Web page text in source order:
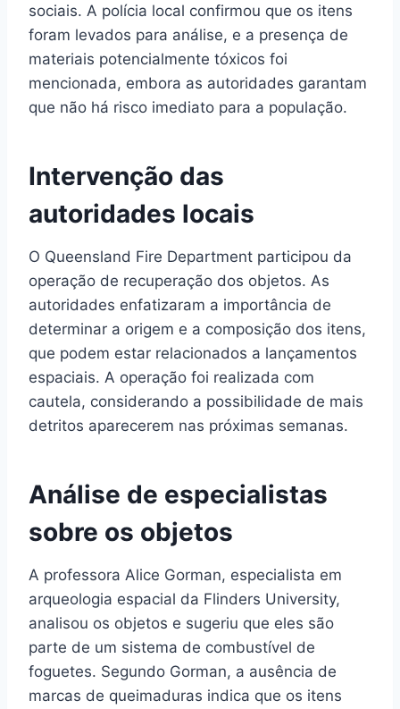
sociais. A polícia local confirmou que os itens
foram levados para análise, e a presença de
materiais potencialmente tóxicos foi
mencionada, embora as autoridades garantam
que não há risco imediato para a população.
Intervenção das
autoridades locais
O Queensland Fire Department participou da
operação de recuperação dos objetos. As
autoridades enfatizaram a importância de
determinar a origem e a composição dos itens,
que podem estar relacionados a lançamentos
espaciais. A operação foi realizada com
cautela, considerando a possibilidade de mais
detritos aparecerem nas próximas semanas.
Análise de especialistas
sobre os objetos
A professora Alice Gorman, especialista em
arqueologia espacial da Flinders University,
analisou os objetos e sugeriu que eles são
parte de um sistema de combustível de
foguetes. Segundo Gorman, a ausência de
marcas de queimaduras indica que os itens